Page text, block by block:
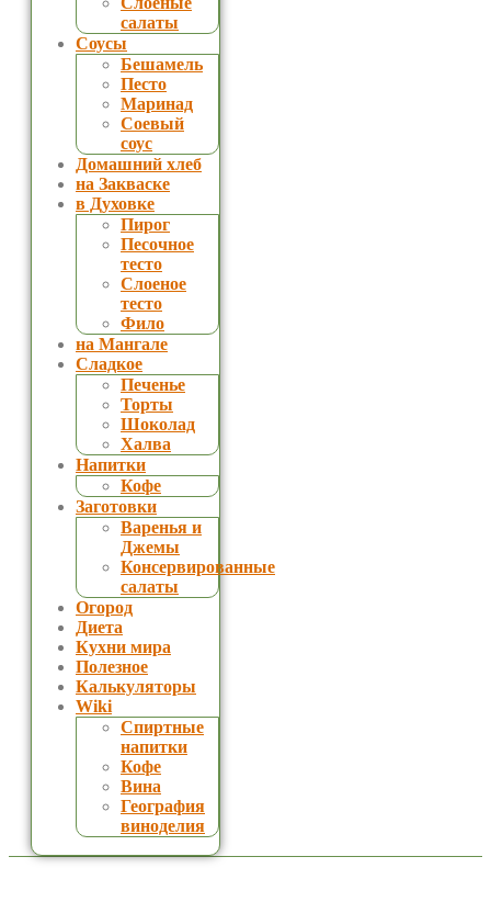
салаты
Соусы
Бешамель
Песто
Маринад
Соевый
соус
Домашний хлеб
на Закваске
в Духовке
Пирог
Песочное
тесто
Слоеное
тесто
Фило
на Мангале
Сладкое
Печенье
Торты
Шоколад
Халва
Напитки
Кофе
Заготовки
Варенья и
Джемы
Консервированные
салаты
Огород
Диета
Кухни мира
Полезное
Калькуляторы
Wiki
Спиртные
напитки
Кофе
Вина
География
виноделия